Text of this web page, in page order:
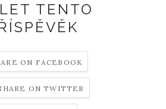
TENTO
ON FACEBOOK
ON TWITTER